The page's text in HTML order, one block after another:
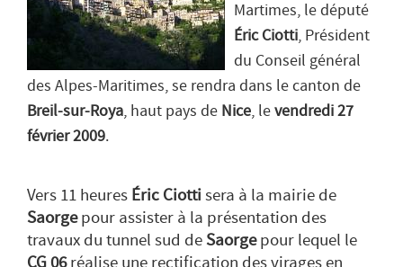
Martimes, le député
Éric Ciotti, Président
du Conseil général
des Alpes-Maritimes, se rendra dans le canton de
Breil-sur-Roya, haut pays de Nice, le vendredi 27
février 2009.
Vers 11 heures Éric Ciottisera à la mairie de
Saorgepour assister à la présentation des
travaux du tunnel sud de Saorgepour lequel le
CG 06réalise une rectification des virages en